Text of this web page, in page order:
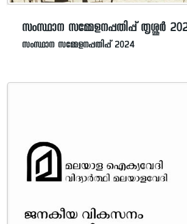
സംസ്ഥാന സമ്മേളനപ്പതിപ്പ് തൃശ്ശൂര്‍
സംസ്ഥാന സമ്മേളനപ്പതിപ്പ് 2024